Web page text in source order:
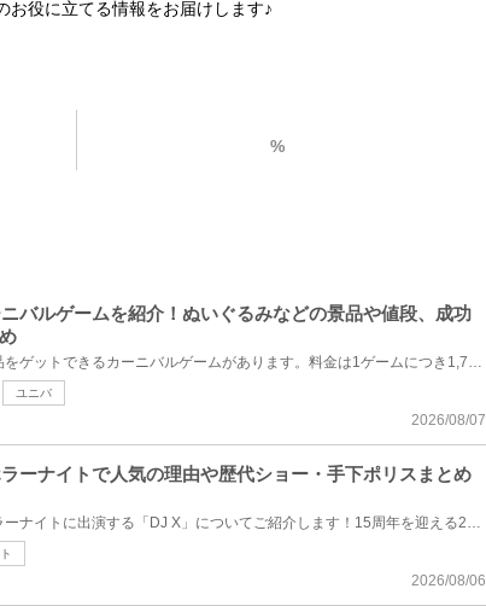
お役に立てる情報をお届けします♪
%
ニバルゲームを紹介！ぬいぐるみなどの景品や値段、成功
USJには、クリアすると景品をゲットできるカーニバルゲームがあります。料金は1ゲームにつき1,700円また...
ユニバ
2026/08/07
ラーナイトで人気の理由や歴代ショー・手下ポリスまとめ
今回は、USJハロウィンホラーナイトに出演する「DJ X」についてご紹介します！15周年を迎える2026年の「...
2026/08/06